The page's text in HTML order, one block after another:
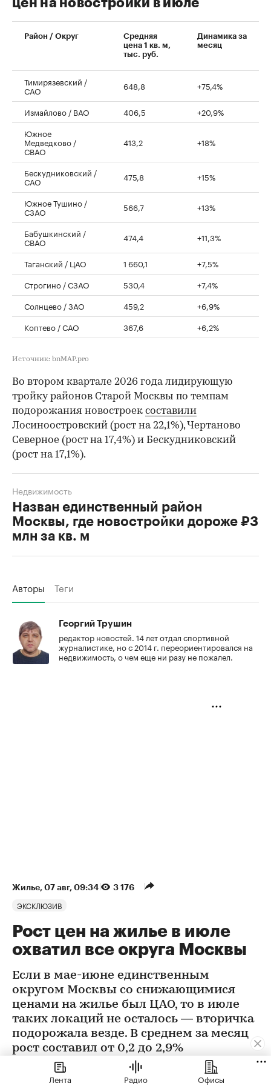
00:00 / 00:00
цен на новостройки в июле
Район / Округ
Средняя
цена 1 кв. м,
тыс. руб.
Динамика за
месяц
Тимирязевский /
САО 648,8 +75,4%
Измайлово / ВАО 406,5
+20,9%
Южное
Медведково /
СВАО
413,2 +18%
Бескудниковский /
САО 475,8 +15%
Южное Тушино /
СЗАО 566,7 +13%
Бабушкинский /
СВАО 474,4 +11,3%
Таганский / ЦАО 1 660,1
+7,5%
Строгино / СЗАО
530,4
+7,4%
Солнцево / ЗАО
459,2
+6,9%
Коптево / САО
367,6 +6,2%
Источник: bnMAP.pro
Во втором квартале 2026 года лидирующую
тройку районов Старой Москвы по темпам
подорожания новостроек составили
Лосиноостровский (рост на 22,1%), Чертаново
Северное (рост на 17,4%) и Бескудниковский
(рост на 17,1%).
Назван единственный район
Москвы, где новостройки дороже ₽3
млн за кв. м
Недвижимость
Авторы Теги
Георгий Трушин
редактор новостей. 14 лет отдал спортивной
журналистике, но с 2014 г. переориентировался на
недвижимость, о чем еще ни разу не пожалел.
Жилье⁠, 07 авг, 09:34 3 176
ЭКСКЛЮЗИВ
Рост цен на жилье в июле
охватил все округа Москвы
Если в мае-июне единственным
округом Москвы со снижающимися
ценами на жилье был ЦАО, то в июле
таких локаций не осталось — вторичка
подорожала везде. В среднем за месяц
рост составил от 0,2 до 2,9%
Лента Радио Офисы